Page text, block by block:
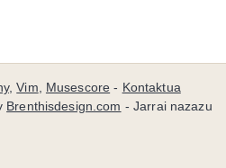
,Vim, Musescore - Kontaktua
Brenthisdesign.com - Jarrai nazazu